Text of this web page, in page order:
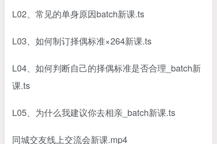
L02、常见的单身原因batch新课.ts
L03、如何制订择偶标准×264新课.ts
L04、如何判断自己的择偶标准是否合理_batch新
课.ts
L05、为什么我建议你去相亲_batch新课.ts
同城交友线上交流会新课.mp4